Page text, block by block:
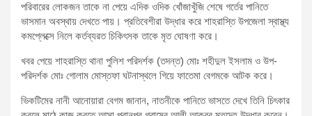
পরিবারের লোকজন তাকে না পেয়ে এদিক ওদিক খোঁজাখুঁজি শেষে গর্তের পানিতে
ভাসমান অবস্থায় দেখতে পায়। প্রতিবেশীরা উদ্ধার করে শাহরাস্তি উপজেলা স্বাস্থ্য
কমপ্লেক্সে নিলে কর্তব্যরত চিকিৎসক তাকে মৃত ঘোষণা করে।
খবর পেয়ে শাহরাস্তি থানা পুলিশ পরিদর্শক (তদন্ত) মোঃ শহীদুল ইসলাম ও উপ-
পরিদর্শক মোঃ গোলাম মোস্তফা ঘটনাস্থলে গিয়ে ফাতেমা বেগমকে আটক করে।
ভিকটিমের নানী আনোয়ারা বেগম জানান, নাতনীকে পানিতে ভাসতে দেখে তিনি চিৎকার